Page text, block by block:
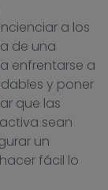
a los
de una
enfrentarse a
y poner
que las
sean
un
fácil lo